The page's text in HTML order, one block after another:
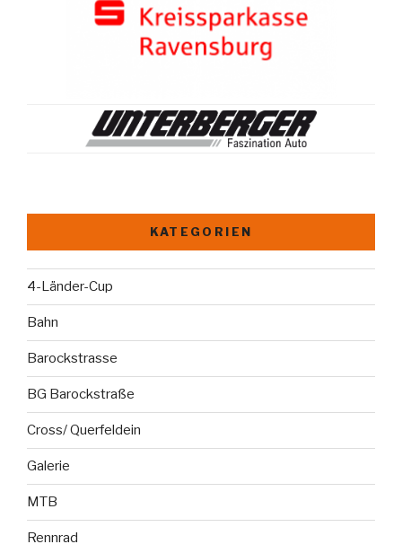
KATEGORIEN
4-Länder-Cup
Bahn
Barockstrasse
BG Barockstraße
Cross/ Querfeldein
Galerie
MTB
Rennrad